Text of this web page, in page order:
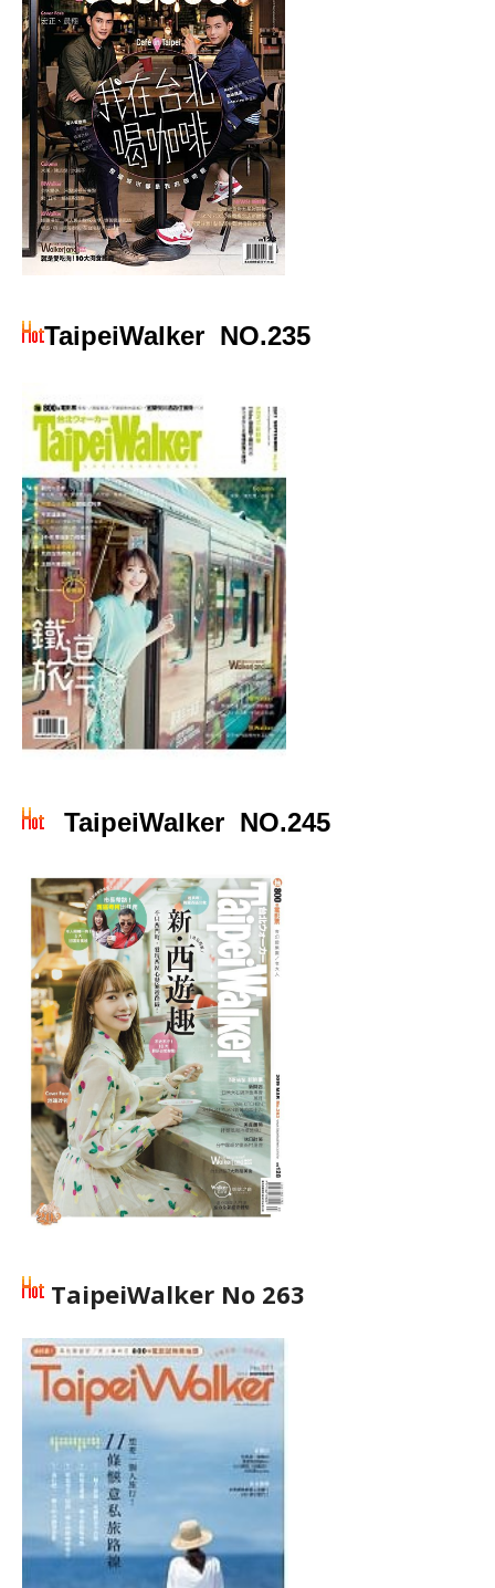
TaipeiWalker NO.235
TaipeiWalker NO.245
TaipeiWalker No 263